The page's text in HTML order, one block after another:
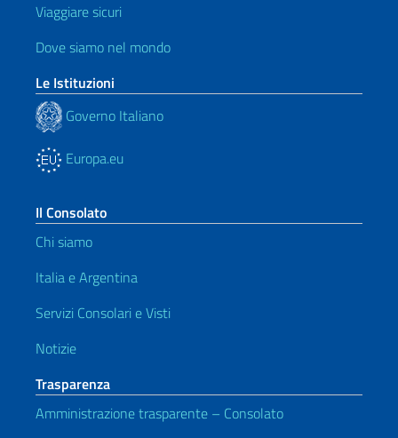
Viaggiare sicuri
Dove siamo nel mondo
Le Istituzioni
Governo Italiano
Europa.eu
Il Consolato
Chi siamo
Italia e Argentina
Servizi Consolari e Visti
Notizie
Trasparenza
Amministrazione trasparente – Consolato